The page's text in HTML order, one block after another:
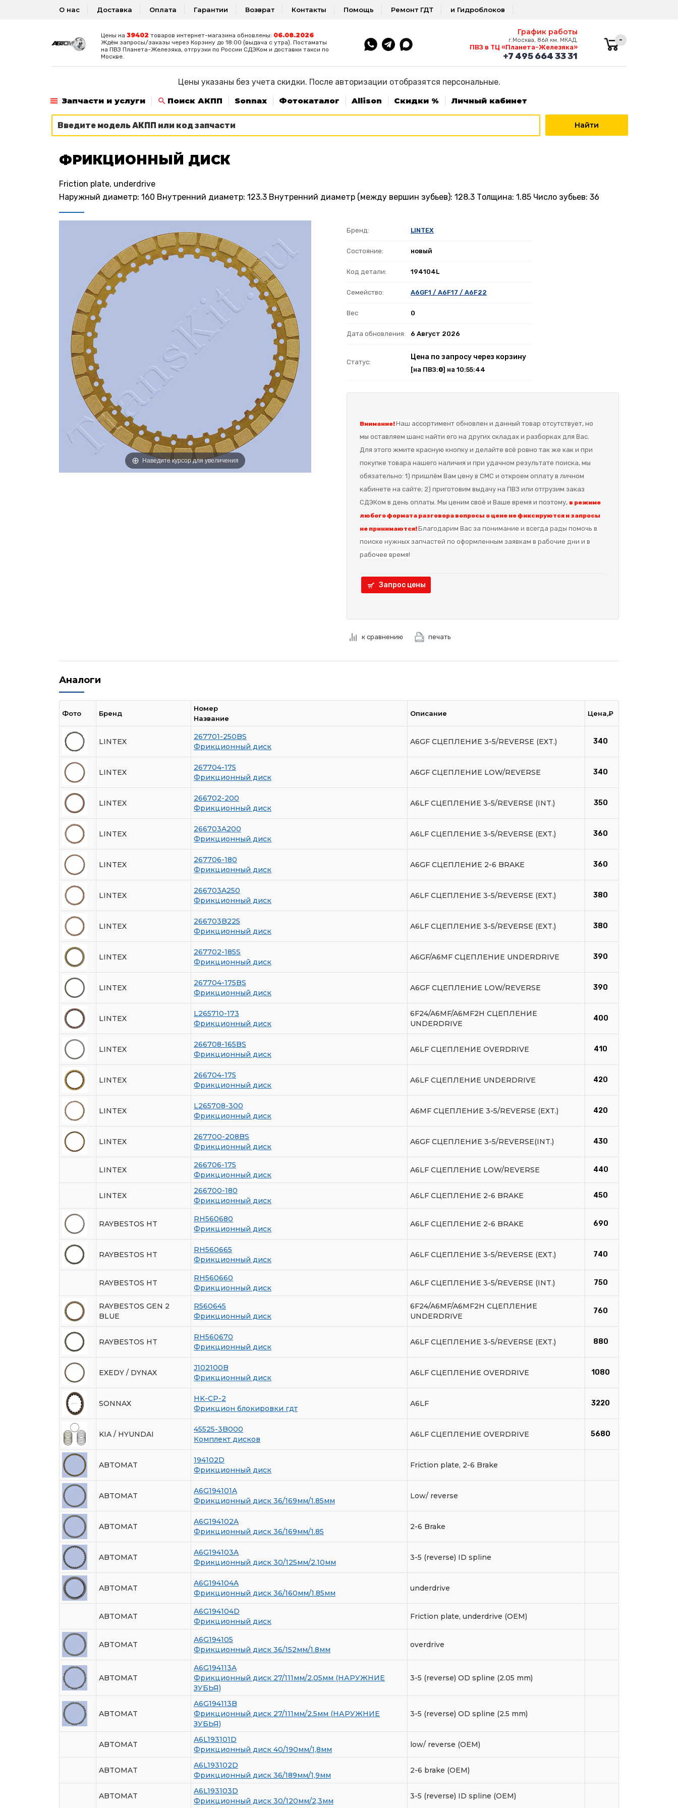
О нас Доставка Оплата Гарантии Возврат Контакты Помощь Ремонт ГДТ и Гидроблоков
Цены на 39402 товаров интернет-магазина обновлены: 06.08.2026
Ждём запросы/заказы через Корзину до 18:00 (выдача с утра). Постаматы
на ПВЗ Планета-Железяка, отгрузки по России СДЭКом и доставки такси по
Москве.
График работы
г.Москва, 86й км. МКАД,
ПВЗ в ТЦ «Планета-Железяка»
+7 495 664 33 31
-
Цены указаны без учета скидки. После авторизации отобразятся персональные.
Запчасти и услуги
Поиск АКПП Sonnax Фотокаталог Allison Скидки % Личный кабинет
ФРИКЦИОННЫЙ ДИСК
Friction plate, underdrive
Наружный диаметр: 160 Внутренний диаметр: 123.3 Внутренний диаметр (между вершин зубьев): 128.3 Толщина: 1.85 Число зубьев: 36
Наведите курсор для увеличения
Бренд: LINTEX
Состояние: новый
Код детали: 194104L
Семейство: A6GF1 / A6F17 / A6F22
Вес 0
Дата обновления: 6 Август 2026
Статус:
Цена по запросу через корзину
[на ПВЗ:0] на 10:55:44
Внимание!Наш ассортимент обновлен и данный товар отсутствует, но
мы оставляем шанс найти его на других складах и разборках для Вас.
Для этого жмите красную кнопку и делайте всё ровно так же как и при
покупке товара нашего наличия и при удачном результате поиска, мы
обязательно: 1) пришлём Вам цену в СМС и откроем оплату в личном
кабинете на сайте; 2) приготовим выдачу на ПВЗ или отгрузим заказ
СДЭКом в день оплаты. Мы ценим своё и Ваше время и поэтому, в режиме
любого формата разговора вопросы о цене не фиксируются и запросы
не принимаются!Благодарим Вас за понимание и всегда рады помочь в
поиске нужных запчастей по оформленным заявкам в рабочие дни и в
рабочее время!
Запрос цены
к сравнению печать
Аналоги
Фото Бренд
Номер
Название
Описание Цена,₽
LINTEX
267701-250BS
Фрикционный диск
A6GF СЦЕПЛЕНИЕ 3-5/REVERSE (EXT.) 340
LINTEX
267704-175
Фрикционный диск
A6GF СЦЕПЛЕНИЕ LOW/REVERSE 340
LINTEX
266702-200
Фрикционный диск
A6LF СЦЕПЛЕНИЕ 3-5/REVERSE (INT.) 350
LINTEX
266703A200
Фрикционный диск
A6LF СЦЕПЛЕНИЕ 3-5/REVERSE (EXT.) 360
LINTEX
267706-180
Фрикционный диск
A6GF СЦЕПЛЕНИЕ 2-6 BRAKE 360
LINTEX
266703A250
Фрикционный диск
A6LF СЦЕПЛЕНИЕ 3-5/REVERSE (EXT.) 380
LINTEX
266703B225
Фрикционный диск
A6LF СЦЕПЛЕНИЕ 3-5/REVERSE (EXT.) 380
LINTEX
267702-185S
Фрикционный диск
A6GF/A6MF СЦЕПЛЕНИЕ UNDERDRIVE 390
LINTEX
267704-175BS
Фрикционный диск
A6GF СЦЕПЛЕНИЕ LOW/REVERSE 390
LINTEX
L265710-173
Фрикционный диск
6F24/A6MF/A6MF2H СЦЕПЛЕНИЕ
UNDERDRIVE
400
LINTEX
266708-165BS
Фрикционный диск
A6LF СЦЕПЛЕНИЕ OVERDRIVE 410
LINTEX
266704-175
Фрикционный диск
A6LF СЦЕПЛЕНИЕ UNDERDRIVE 420
LINTEX
L265708-300
Фрикционный диск
A6MF СЦЕПЛЕНИЕ 3-5/REVERSE (EXT.) 420
LINTEX
267700-208BS
Фрикционный диск
A6GF СЦЕПЛЕНИЕ 3-5/REVERSE(INT.) 430
LINTEX
266706-175
Фрикционный диск
A6LF СЦЕПЛЕНИЕ LOW/REVERSE 440
LINTEX
266700-180
Фрикционный диск
A6LF СЦЕПЛЕНИЕ 2-6 BRAKE 450
RAYBESTOS HT
RH560680
Фрикционный диск
A6LF СЦЕПЛЕНИЕ 2-6 BRAKE 690
RAYBESTOS HT
RH560665
Фрикционный диск
A6LF СЦЕПЛЕНИЕ 3-5/REVERSE (EXT.) 740
RAYBESTOS HT
RH560660
Фрикционный диск
A6LF СЦЕПЛЕНИЕ 3-5/REVERSE (INT.) 750
RAYBESTOS GEN 2
BLUE
R560645
Фрикционный диск
6F24/A6MF/A6MF2H СЦЕПЛЕНИЕ
UNDERDRIVE
760
RAYBESTOS HT
RH560670
Фрикционный диск
A6LF СЦЕПЛЕНИЕ 3-5/REVERSE (EXT.) 880
EXEDY / DYNAX
J102100B
Фрикционный диск
A6LF СЦЕПЛЕНИЕ OVERDRIVE 1080
SONNAX
HK-CP-2
Фрикцион блокировки гдт
A6LF 3220
KIA / HYUNDAI
45525-3B000
Комплект дисков
A6LF СЦЕПЛЕНИЕ OVERDRIVE 5680
ABTOMAT
194102D
Фрикционный диск
Friction plate, 2-6 Brake
ABTOMAT
A6G194101A
Фрикционный диск 36/169мм/1.85мм
Low/ reverse
ABTOMAT
A6G194102A
Фрикционный диск 36/169мм/1.85
2-6 Brake
ABTOMAT
A6G194103A
Фрикционный диск 30/125мм/2.10мм
3-5 (reverse) ID spline
ABTOMAT
A6G194104A
Фрикционный диск 36/160мм/1.85мм
underdrive
ABTOMAT
A6G194104D
Фрикционный диск
Friction plate, underdrive (OEM)
ABTOMAT
A6G194105
Фрикционный диск 36/152мм/1.8мм
overdrive
ABTOMAT
A6G194113A
Фрикционный диск 27/111мм/2.05мм (НАРУЖНИЕ
ЗУБЬЯ)
3-5 (reverse) OD spline (2.05 mm)
ABTOMAT
A6G194113B
Фрикционный диск 27/111мм/2.5мм (НАРУЖНИЕ
ЗУБЬЯ)
3-5 (reverse) OD spline (2.5 mm)
ABTOMAT
A6L193101D
Фрикционный диск 40/190мм/1,8мм
low/ reverse (OEM)
ABTOMAT
A6L193102D
Фрикционный диск 36/189мм/1,9мм
2-6 brake (OEM)
ABTOMAT
A6L193103D
Фрикционный диск 30/120мм/2,3мм
3-5 (reverse) ID spline (OEM)